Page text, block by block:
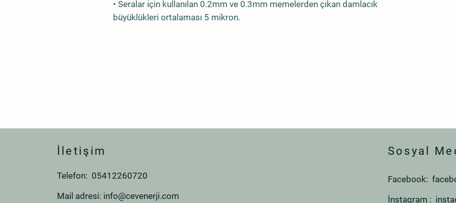
• Seralar için kullanılan 0.2mm ve 0.3mm memelerden çıkan damlacık
büyüklükleri ortalaması 5 mikron.
İletişim
Telefon: 05412260720
Mail adresi: info@cevenerji.com
Sosyal
Facebook:
İnstagram :